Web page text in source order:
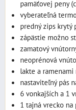
pamäťovej peny
vyberateľná
predný zips krytý
zápästie možno
zamatový
neoprénová
lakte a
nastaviteľný pás
6 vonkajších a 1
1 tajná vrecko na